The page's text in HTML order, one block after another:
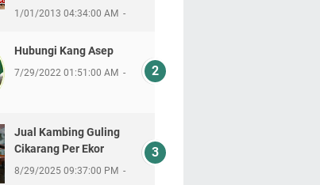
1/01/2013 04:34:00 AM
Hubungi Kang Asep
7/29/2022 01:51:00 AM
Jual Kambing Guling
Cikarang Per Ekor
8/29/2025 09:37:00 PM